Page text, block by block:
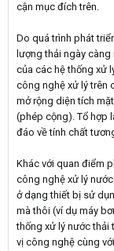
cận mục đích trên.
Do quá trình phát
lượng thải ngày
của các hệ thống xử
công nghệ xử lý trên
mở rộng diện tích
(phép cộng). Tổ hợp
đáo về tính chất
Khác với quan điểm
công nghệ xử lý
ở dạng thiết bị sử
mà thôi (ví dụ máy
thống xử lý nước thải
vị công nghệ cùng